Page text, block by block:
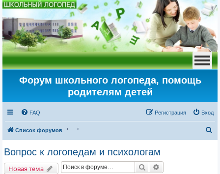
Форум школьного логопеда, помощь
родителям детей
FAQ Вход
Регистрация
Список форумов
о
Вопрос к логопедам и психологам
Новая тема Поиск